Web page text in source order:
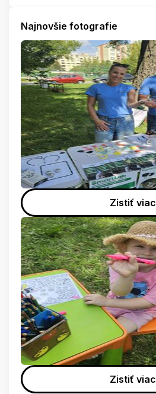
Najnovšie fotografie
Zistiť viac
Zistiť viac